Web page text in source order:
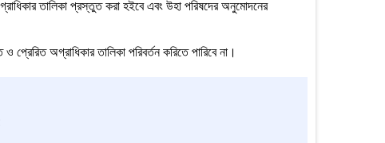
তালিকা প্রস্তুত করা হইবে এবং উহা পরিষদের অনুমোদনের
অগ্রাধিকার তালিকা পরিবর্তন করিতে পারিবে না।